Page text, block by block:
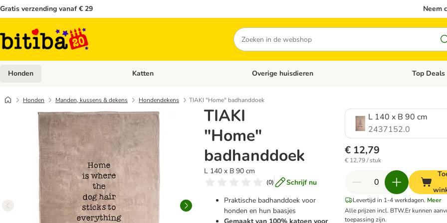
Gratis verzending vanaf € 29 Neem
Zoeken
Honden Open categoriemenu: Honden
Katten Open categoriemenu: Katten
Overige huisdieren Open
Top Deals
Honden Manden, kussens & dekens Hondendekens TIAKI "Home" badhanddoek
TIAKI
"Home"
badhanddoek
L 140 x B 90 cm
(0)
Schrijf nu
Praktische badhanddoek voor
honden en hun baasjes
L 140 x B 90 cm
2437152.0
€ 12,79
€ 12,79 / stuk
Levertijd in 1-4 werkdagen. Meer
Alle prijzen incl. BTW.Er kunnen
toepassing zijn.